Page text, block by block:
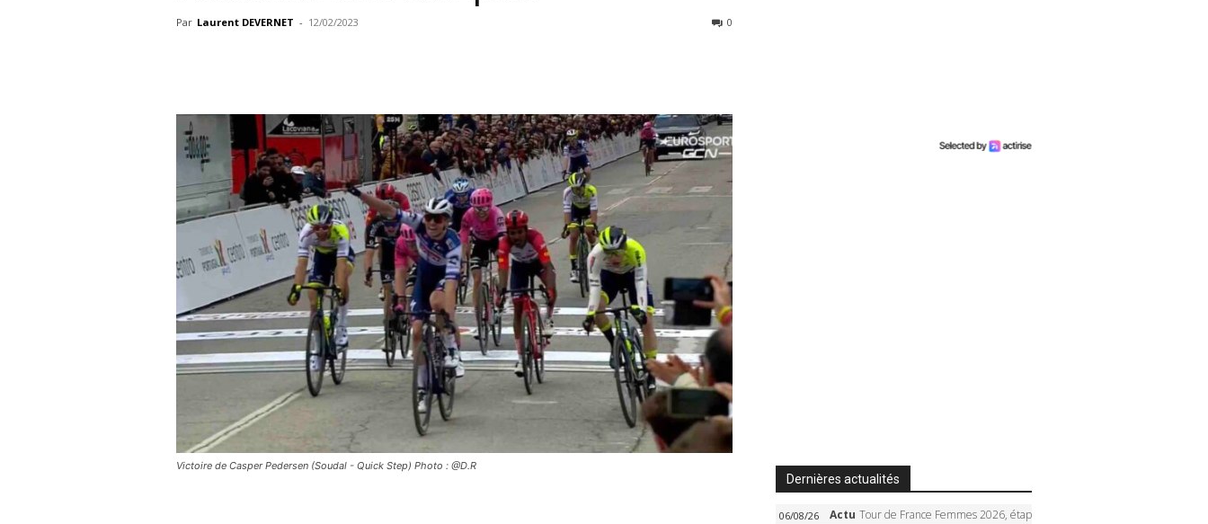
Par Laurent DEVERNET - 12/02/2023 0
Victoire de Casper Pedersen (Soudal - Quick Step) Photo : @D.R
Dernières actualités
06/08/26 Actu Tour de France Femmes 2026, étape 6 – Kim Le Court-Pienaar gagne à Tournon, Reusser en jaune